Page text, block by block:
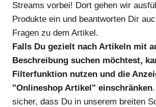
Streams vorbei! Dort gehen wir
Produkte ein und beantworten Dir
Fragen zu dem Artikel.
Falls Du gezielt nach Artikeln mit
Beschreibung suchen möchtest,
Filterfunktion nutzen und die
"Onlineshop Artikel" einschränken
sicher, dass Du in unserem breiten